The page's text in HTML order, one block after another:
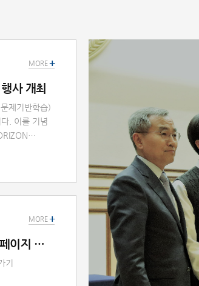
MORE+
사 개최
제기반학습)
. 이를 기념
10년의 여
자 합니다.
MORE+
IC-PBL교수학습센터 - 교수학습 홈페이지 바로가기
기